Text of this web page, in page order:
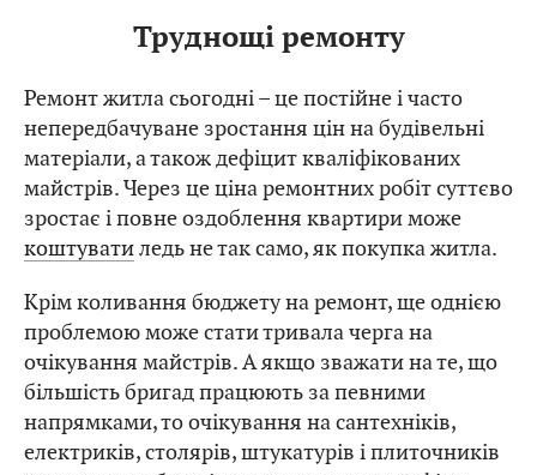
Труднощі ремонту
Ремонт житла сьогодні – це постійне і часто
непередбачуване зростання цін на будівельні
матеріали, а також дефіцит кваліфікованих
майстрів. Через це ціна ремонтних робіт суттєво
зростає і повне оздоблення квартири може
коштуватиледь не так само, як покупка житла.
Крім коливання бюджету на ремонт, ще однією
проблемою може стати тривала черга на
очікування майстрів. А якщо зважати на те, що
більшість бригад працюють за певними
напрямками, то очікування на сантехніків,
електриків, столярів, штукатурів і плиточників